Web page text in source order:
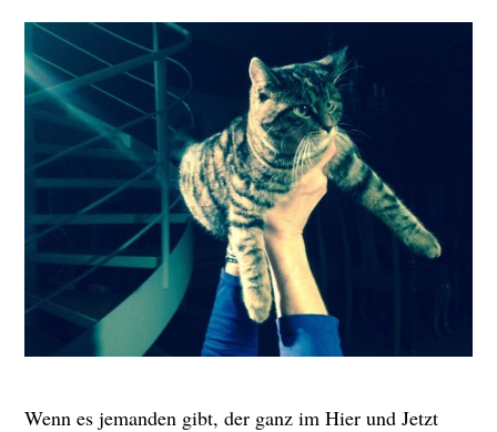
Wenn es jemanden gibt, der ganz im Hier und Jetzt